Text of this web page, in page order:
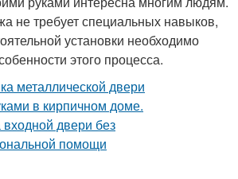
не требует специальных навыков,
установки необходимо
этого процесса.